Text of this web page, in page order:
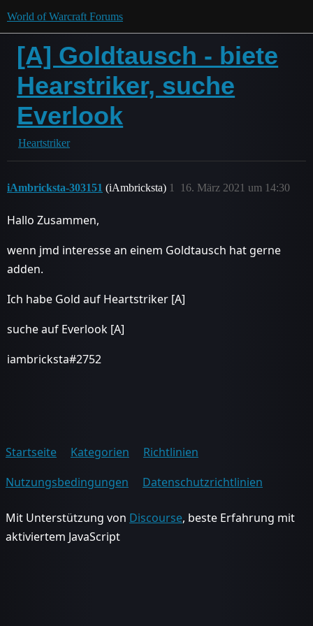
World of Warcraft Forums
[A] Goldtausch - biete
Hearstriker, suche
Everlook
Heartstriker
iAmbricksta-303151 (iAmbricksta) 16. März 2021 um 14:30
1
Hallo Zusammen,
wenn jmd interesse an einem Goldtausch hat gerne
adden.
Ich habe Gold auf Heartstriker [A]
suche auf Everlook [A]
iambricksta#2752
Startseite Kategorien
Richtlinien
Nutzungsbedingungen
Datenschutzrichtlinien
Mit Unterstützung von Discourse, beste Erfahrung mit
aktiviertem JavaScript